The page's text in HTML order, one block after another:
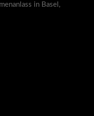
in Basel,